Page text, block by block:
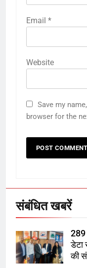
Email *
Website
Save my
browser for the
संबंधित खबरें
289
डेटा
की
5
7